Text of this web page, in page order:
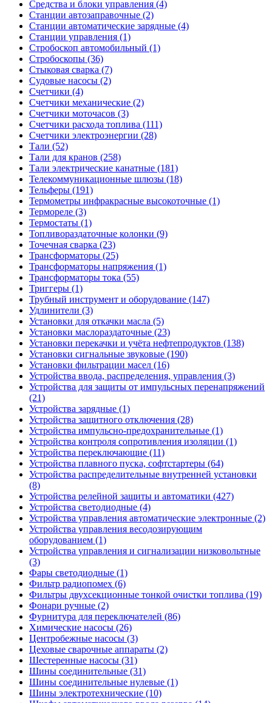
Средства и блоки управления (4)
Станции автозаправочные (2)
Станции автоматические зарядные (4)
Станции управления (1)
Стробоскоп автомобильный (1)
Стробоскопы (36)
Стыковая сварка (7)
Судовые насосы (2)
Счетчики (4)
Счетчики механические (2)
Счетчики моточасов (3)
Счетчики расхода топлива (111)
Счетчики электроэнергии (28)
Тали (52)
Тали для кранов (258)
Тали электрические канатные (181)
Телекоммуникационные шлюзы (18)
Тельферы (191)
Термометры инфракрасные высокоточные (1)
Термореле (3)
Термостаты (1)
Топливораздаточные колонки (9)
Точечная сварка (23)
Трансформаторы (25)
Трансформаторы напряжения (1)
Трансформаторы тока (55)
Триггеры (1)
Трубный инструмент и оборудование (147)
Удлинители (3)
Установки для откачки масла (5)
Установки маслораздаточные (23)
Установки перекачки и учёта нефтепродуктов (138)
Установки сигнальные звуковые (190)
Установки фильтрации масел (16)
Устройства ввода, распределения, управления (3)
Устройства для защиты от импульсных перенапряжений
(21)
Устройства зарядные (1)
Устройства защитного отключения (28)
Устройства импульсно-предохранительные (1)
Устройства контроля сопротивления изоляции (1)
Устройства переключающие (11)
Устройства плавного пуска, софтстартеры (64)
Устройства распределительные внутренней установки
(8)
Устройства релейной защиты и автоматики (427)
Устройства светодиодные (4)
Устройства управления автоматические электронные (2)
Устройства управления весодозирующим
оборудованием (1)
Устройства управления и сигнализации низковольтные
(3)
Фары светодиодные (1)
Фильтр радиопомех (6)
Фильтры двухсекционные тонкой очистки топлива (19)
Фонари ручные (2)
Фурнитура для переключателей (86)
Химические насосы (26)
Центробежные насосы (3)
Цеховые сварочные аппараты (2)
Шестеренные насосы (31)
Шины соединительные (31)
Шины соединительные нулевые (1)
Шины электротехнические (10)